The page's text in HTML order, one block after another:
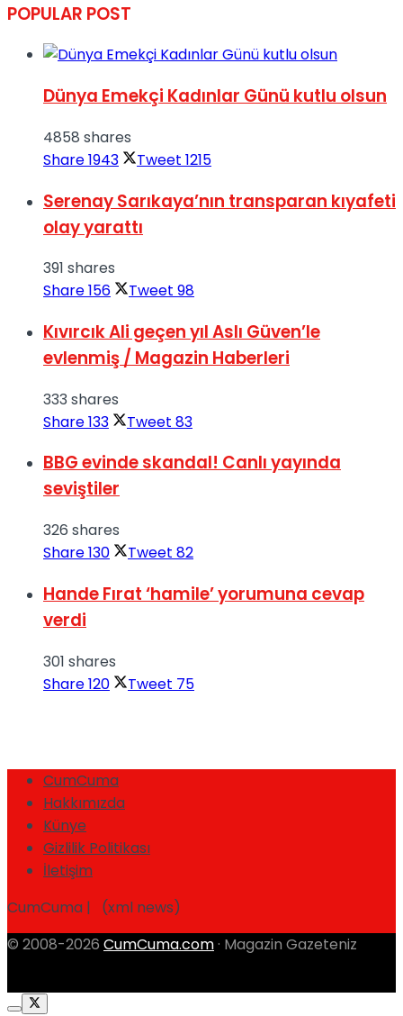
POPULAR POST
Dünya Emekçi Kadınlar Günü kutlu olsun
4858 shares
Share1943 Tweet 1215
Serenay Sarıkaya’nın transparan kıyafeti
olay yarattı
391 shares
Share156 Tweet 98
Kıvırcık Ali geçen yıl Aslı Güven’le
evlenmiş / Magazin Haberleri
333 shares
Share133 Tweet 83
BBG evinde skandal! Canlı yayında
seviştiler
326 shares
Share130 Tweet 82
Hande Fırat ‘hamile’ yorumuna cevap
verdi
301 shares
Share120 Tweet 75
CumCuma
Hakkımızda
Künye
Gizlilik Politikası
İletişim
CumCuma | (xml news)
© 2008-2026 CumCuma.com · Magazin Gazeteniz